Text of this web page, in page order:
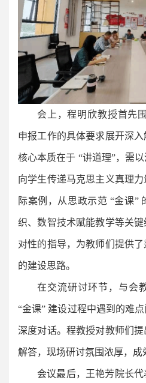
会上，程明欣教授首先
申报工作的具体要求展开深
核心本质在于 “讲道理”，需
向学生传递马克思主义真理
际案例，从思政示范 “金课”
织、数智技术赋能教学等关
对性的指导，为教师们提供
的建设思路。
在交流研讨环节，与会
“金课” 建设过程中遇到的难
深度对话。程教授对教师们
解答，现场研讨氛围浓厚，成
会议最后，王艳芳院长